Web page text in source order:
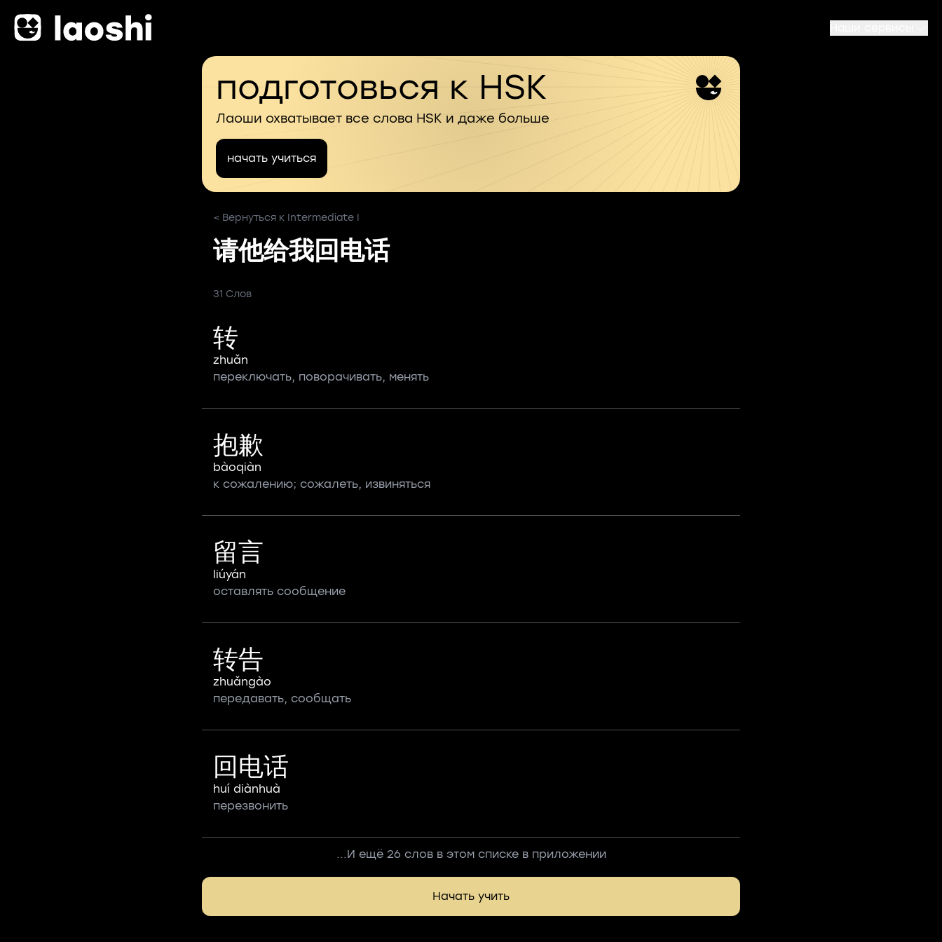
подготовься к HSK
Лаоши охватывает все слова HSK и даже больше
начать учиться
< Вернуться к Intermediate I
请他给我回电话
31 Слов
转
zhuǎn
переключать, поворачивать, менять
抱歉
bàoqiàn
к сожалению; сожалеть, извиняться
留言
liúyán
оставлять сообщение
转告
zhuǎngào
передавать, сообщать
回电话
huí diànhuà
перезвонить
...И ещё 26 слов в этом списке в приложении
Начать учить